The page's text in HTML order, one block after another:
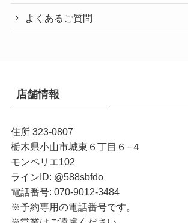
よくあるご質問
店舗情報
住所 323-0807
栃木県小山市城東６丁目６−４
モンペリエ102
ラインID: @588sbfdo
電話番号: 070-9012-3484
※予約専用の電話番号です。